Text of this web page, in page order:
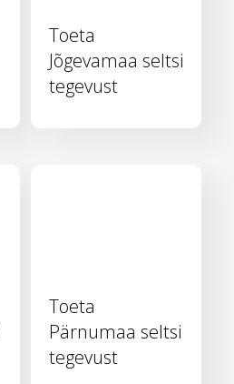
Toeta
Jõgevamaa seltsi
tegevust
Toeta
Pärnumaa seltsi
tegevust